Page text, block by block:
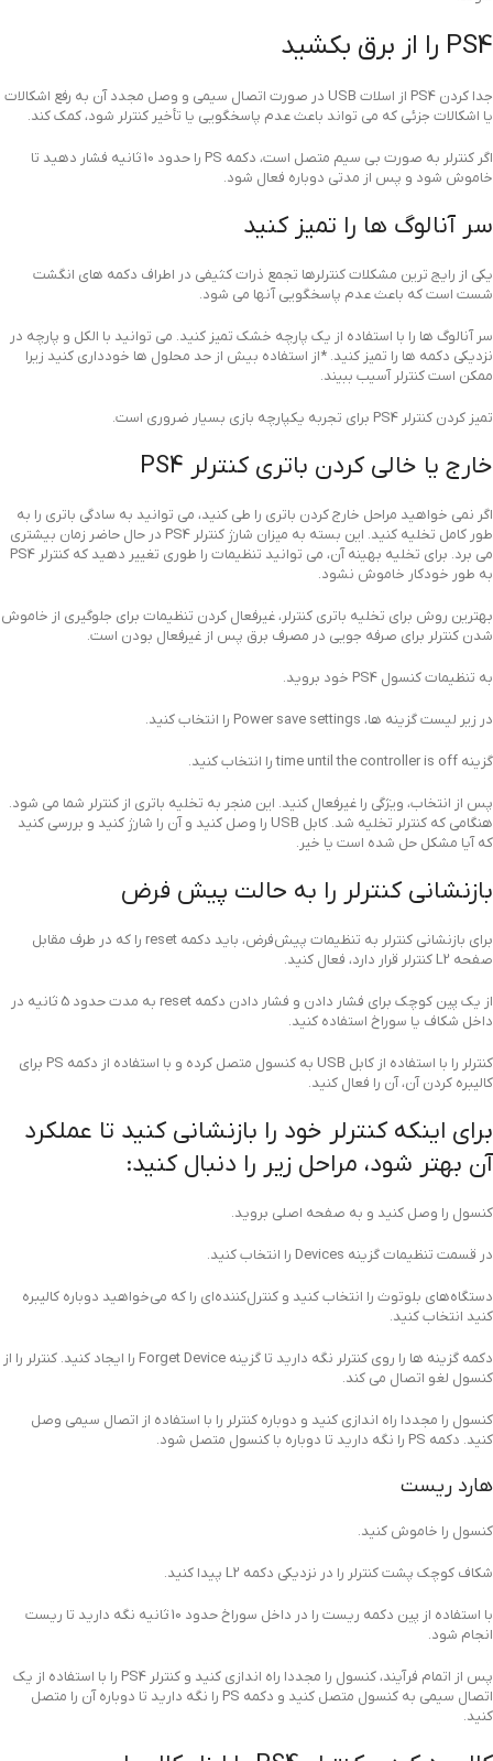
PS4 را از برق بکشید
جدا کردن PS4 از اسلات USB در صورت اتصال سیمی و وصل مجدد آن به رفع اشکالات
یا اشکالات جزئی که می تواند باعث عدم پاسخگویی یا تأخیر کنترلر شود، کمک کند.
اگر کنترلر به صورت بی سیم متصل است، دکمه PS را حدود 10 ثانیه فشار دهید تا
خاموش شود و پس از مدتی دوباره فعال شود.
سر آنالوگ ها را تمیز کنید
یکی از رایج ترین مشکلات کنترلرها تجمع ذرات کثیفی در اطراف دکمه های انگشت
شست است که باعث عدم پاسخگویی آنها می شود.
سر آنالوگ ها را با استفاده از یک پارچه خشک تمیز کنید. می توانید با الکل و پارچه در
نزدیکی دکمه ها را تمیز کنید. *از استفاده بیش از حد محلول ها خودداری کنید زیرا
ممکن است کنترلر آسیب ببیند.
تمیز کردن کنترلر PS4 برای تجربه یکپارچه بازی بسیار ضروری است.
خارج یا خالی کردن باتری کنترلر PS4
اگر نمی خواهید مراحل خارج کردن باتری را طی کنید، می توانید به سادگی باتری را به
طور کامل تخلیه کنید. این بسته به میزان شارژ کنترلر PS4 در حال حاضر زمان بیشتری
می برد. برای تخلیه بهینه آن، می توانید تنظیمات را طوری تغییر دهید که کنترلر PS4
به طور خودکار خاموش نشود.
بهترین روش برای تخلیه باتری کنترلر، غیرفعال کردن تنظیمات برای جلوگیری از خاموش
شدن کنترلر برای صرفه جویی در مصرف برق پس از غیرفعال بودن است.
به تنظیمات کنسول PS4 خود بروید.
در زیر لیست گزینه ها، Power save settings را انتخاب کنید.
گزینه time until the controller is off را انتخاب کنید.
پس از انتخاب، ویژگی را غیرفعال کنید. این منجر به تخلیه باتری از کنترلر شما می شود.
هنگامی که کنترلر تخلیه شد. کابل USB را وصل کنید و آن را شارژ کنید و بررسی کنید
که آیا مشکل حل شده است یا خیر.
بازنشانی کنترلر را به حالت پیش فرض
برای بازنشانی کنترلر به تنظیمات پیش‌فرض، باید دکمه reset را که در طرف مقابل
صفحه L2 کنترلر قرار دارد، فعال کنید.
از یک پین کوچک برای فشار دادن و فشار دادن دکمه reset به مدت حدود 5 ثانیه در
داخل شکاف یا سوراخ استفاده کنید.
کنترلر را با استفاده از کابل USB به کنسول متصل کرده و با استفاده از دکمه PS برای
کالیبره کردن آن، آن را فعال کنید.
برای اینکه کنترلر خود را بازنشانی کنید تا عملکرد
آن بهتر شود، مراحل زیر را دنبال کنید:
کنسول را وصل کنید و به صفحه اصلی بروید.
در قسمت تنظیمات گزینه Devices را انتخاب کنید.
دستگاه‌های بلوتوث را انتخاب کنید و کنترل‌کننده‌ای را که می‌خواهید دوباره کالیبره
کنید انتخاب کنید.
دکمه گزینه ها را روی کنترلر نگه دارید تا گزینه Forget Device را ایجاد کنید. کنترلر را از
کنسول لغو اتصال می کند.
کنسول را مجددا راه اندازی کنید و دوباره کنترلر را با استفاده از اتصال سیمی وصل
کنید. دکمه PS را نگه دارید تا دوباره با کنسول متصل شود.
هارد ریست
کنسول را خاموش کنید.
شکاف کوچک پشت کنترلر را در نزدیکی دکمه L2 پیدا کنید.
با استفاده از پین دکمه ریست را در داخل سوراخ حدود 10 ثانیه نگه دارید تا ریست
انجام شود.
پس از اتمام فرآیند، کنسول را مجددا راه اندازی کنید و کنترلر PS4 را با استفاده از یک
اتصال سیمی به کنسول متصل کنید و دکمه PS را نگه دارید تا دوباره آن را متصل
کنید.